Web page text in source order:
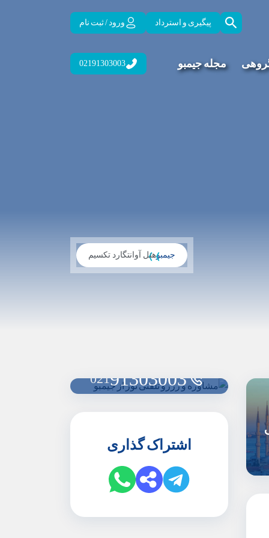
پیگیری و استرداد ورود / ثبت نام
مجله جیمبو 02191303003
جیمبوهتل آوانتگارد تکسیم
91303003
021
اشتراک گذاری